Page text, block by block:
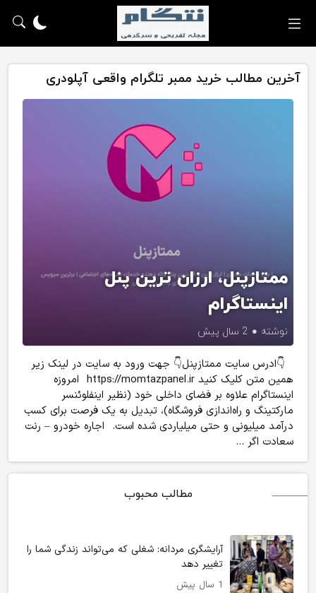
آخرین مطالب خرید ممبر تلگرام واقعی آپلودری
ممتازپنل، ارزان ترین پنل
اینستاگرام
نوشته 2 سال پیش
👇ادرس سایت ممتازپنل👇 جهت ورود به سایت در لینک زیر
همین متن کلیک کنید https://momtazpanel.ir امروزه
اینستاگرام علاوه بر فضای داخلی خود (نظیر اینفلوئنسر
مارکتینگ و راه‌اندازی فروشگاه)، تبدیل به یک فرصت برای کسب
درآمد میلیونی و حتی میلیاردی شده است. اجاره خودرو – رنت
سعادت اگر ...
مطالب محبوب
آرایشگری مردانه: شغلی که می‌تواند زندگی شما را
تغییر دهد
1 سال پیش